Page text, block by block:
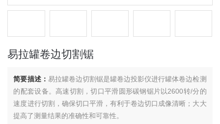
易拉罐卷边切割锯
简要描述： 易拉罐卷边切割锯是罐卷边投影仪进行罐体卷边检测
的配套设备。高速切割，切口平滑圆形碳钢锯片以2600转/分的
速度进行切割，确保切口平滑，有利于卷边切口成像清晰；大大
提高了测量结果的准确性和可靠性。